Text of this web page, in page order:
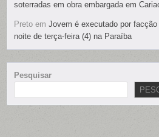
soterradas em obra embargada em
Preto emJovem é executado por
noite de terça-feira (4) na Paraíba
Pesquisar